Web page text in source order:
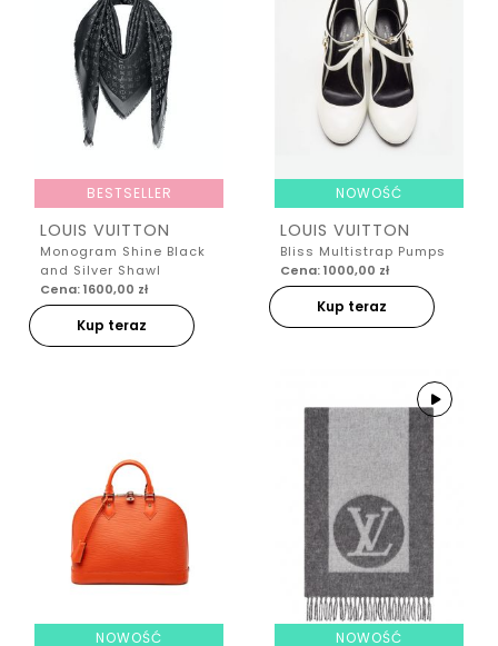
BESTSELLER
LOUIS VUITTON
Monogram Shine Black
and Silver Shawl
Cena: 1600,00 zł
Kup teraz
NOWOŚĆ
LOUIS VUITTON
Bliss Multistrap Pumps
Cena: 1000,00 zł
Kup teraz
NOWOŚĆ NOWOŚĆ